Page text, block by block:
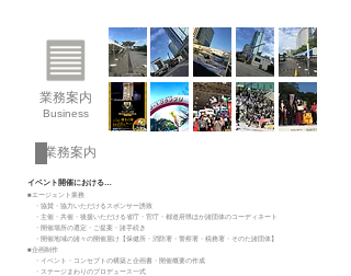
業務案内
Business
業務案内
イベント開催における…
■エージェント業務
・協賛・協力いただけるスポンサー誘致
・主催・共催・後援いただける省庁・官庁・都道府県ほか諸団体のコーディネート
・開催場所の選定・ご提案・諸手続き
・開催地域の諸々の開催届け【保健所・消防署・警察署・税務署・そのた諸団体】
■企画制作
・イベント・コンセプトの構築と企画書・開催概要の作成
・ステージまわりのプロデュース一式